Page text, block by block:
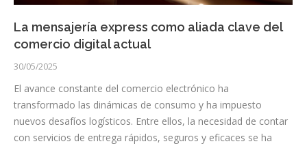
La mensajería express como aliada clave del
comercio digital actual
30/05/2025
El avance constante del comercio electrónico ha
transformado las dinámicas de consumo y ha impuesto
nuevos desafíos logísticos. Entre ellos, la necesidad de contar
con servicios de entrega rápidos, seguros y eficaces se ha